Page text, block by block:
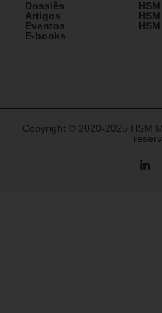
Dossiês
Artigos
Eventos
E-books
Copyright © 2020-2025 HSM